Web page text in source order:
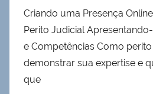
Criando uma Presença
Perito Judicial
e Competências Como
demonstrar sua expertise e
que